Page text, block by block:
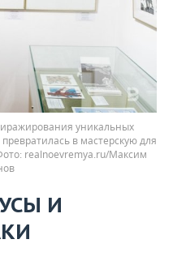
уникальных
в мастерскую для
realnoevremya.ru/Максим
И